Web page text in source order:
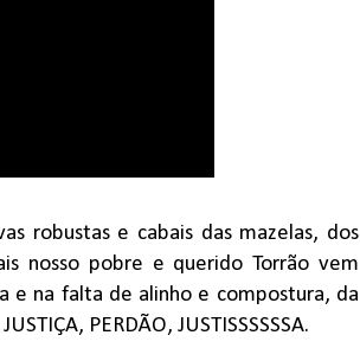
robustas e cabais das mazelas, dos
nosso pobre e querido Torrão vem
e na falta de alinho e compostura, da
PERDÃO, JUSTISSSSSSA.